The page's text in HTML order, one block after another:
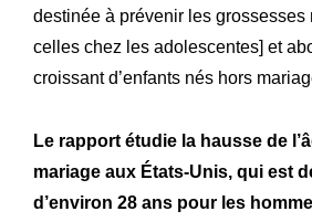
Notre Histoire
destinée à prévenir les grossesses
celles chez les adolescentes] et
croissant d’enfants nés hors
Le rapport étudie la hausse de
mariage aux États-Unis, qui est
d’environ 28 ans pour les